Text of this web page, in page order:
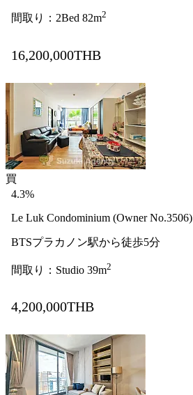
間取り：2Bed 82m2
16,200,000THB
買
4.3%
Le Luk Condominium (Owner No.3506)
BTSプラカノン駅から徒歩5分
間取り：Studio 39m2
4,200,000THB